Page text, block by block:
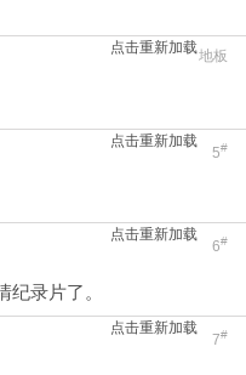
点击重新加载地板
点击重新加载
5#
点击重新加载
6#
录片了。
点击重新加载
7#